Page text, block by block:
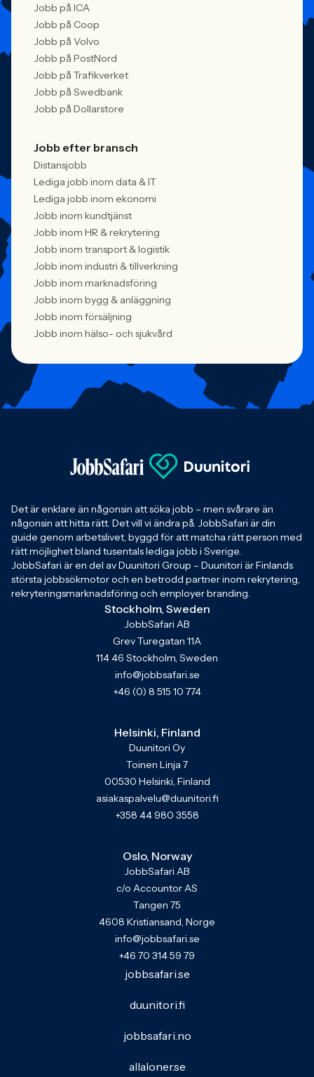
Jobb på ICA
Jobb på Coop
Jobb på Volvo
Jobb på PostNord
Jobb på Trafikverket
Jobb på Swedbank
Jobb på Dollarstore
Jobb efter bransch
Distansjobb
Lediga jobb inom data & IT
Lediga jobb inom ekonomi
Jobb inom kundtjänst
Jobb inom HR & rekrytering
Jobb inom transport & logistik
Jobb inom industri & tillverkning
Jobb inom marknadsföring
Jobb inom bygg & anläggning
Jobb inom försäljning
Jobb inom hälso- och sjukvård
Det är enklare än någonsin att söka jobb – men svårare än
någonsin att hitta rätt. Det vill vi ändra på. JobbSafari är din
guide genom arbetslivet, byggd för att matcha rätt person med
rätt möjlighet bland tusentals lediga jobb i Sverige.
JobbSafari är en del av Duunitori Group – Duunitori är Finlands
största jobbsökmotor och en betrodd partner inom rekrytering,
rekryteringsmarknadsföring och employer branding.
Stockholm, Sweden
JobbSafari AB
Grev Turegatan 11A
114 46 Stockholm, Sweden
info@jobbsafari.se
+46 (0) 8 515 10 774
Helsinki, Finland
Duunitori Oy
Toinen Linja 7
00530 Helsinki, Finland
asiakaspalvelu@duunitori.fi
+358 44 980 3558
Oslo, Norway
JobbSafari AB
c/o Accountor AS
Tangen 75
4608 Kristiansand, Norge
info@jobbsafari.se
+46 70 314 59 79
jobbsafari.se
duunitori.fi
jobbsafari.no
allaloner.se